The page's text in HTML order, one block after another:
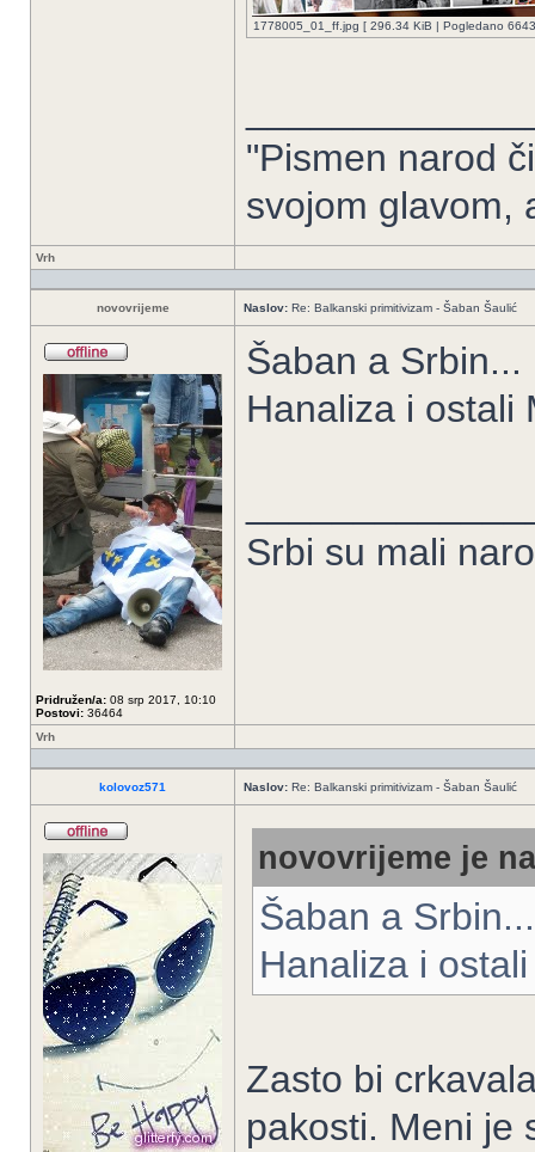
1778005_01_ff.jpg [ 296.34 KiB | Pogledano
"Pismen narod
svojom glavom,
Vrh
novovrijeme Naslov: Re: Balkanski primitivizam - Šaban Šaulić
Pridružen/a: 08 srp 2017, 10:10
Postovi: 36464
Šaban a Srbin...
Hanaliza i ostali
Srbi su mali
Vrh
kolovoz571 Naslov: Re: Balkanski primitivizam - Šaban Šaulić
novovrijeme je
Šaban a Srbin...
Hanaliza i
Zasto bi
pakosti. Meni je